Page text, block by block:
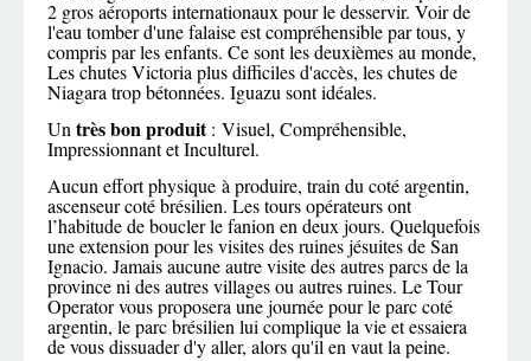
2 gros aéroports internationaux pour le desservir. Voir de
l'eau tomber d'une falaise est compréhensible par tous, y
compris par les enfants. Ce sont les deuxièmes au monde,
Les chutes Victoria plus difficiles d'accès, les chutes de
Niagara trop bétonnées. Iguazu sont idéales.
Untrès bon produit: Visuel, Compréhensible,
Impressionnant et Inculturel.
Aucun effort physique à produire, train du coté argentin,
ascenseur coté brésilien. Les tours opérateurs ont
l’habitude de boucler le fanion en deux jours. Quelquefois
une extension pour les visites des ruines jésuites de San
Ignacio. Jamais aucune autre visite des autres parcs de la
province ni des autres villages ou autres ruines. Le Tour
Operator vous proposera une journée pour le parc coté
argentin, le parc brésilien lui complique la vie et essaiera
de vous dissuader d'y aller, alors qu'il en vaut la peine.